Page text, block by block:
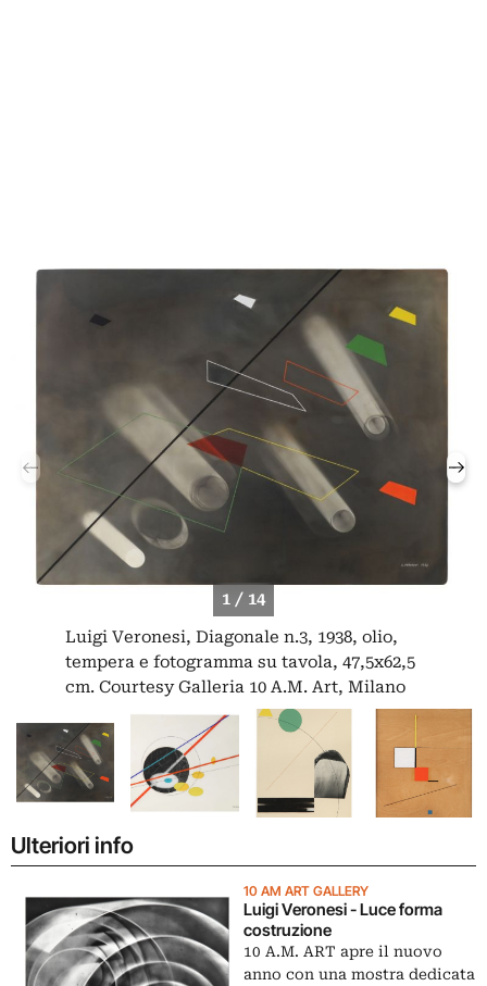
1 / 14
Luigi Veronesi, Diagonale n.3, 1938, olio,
tempera e fotogramma su tavola, 47,5x62,5
cm. Courtesy Galleria 10 A.M. Art, Milano
Ulteriori info
10 AM ART GALLERY
Luigi Veronesi - Luce forma
costruzione
10 A.M. ART apre il nuovo
anno con una mostra dedicata